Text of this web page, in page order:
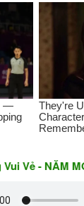
- NĂM MỚI